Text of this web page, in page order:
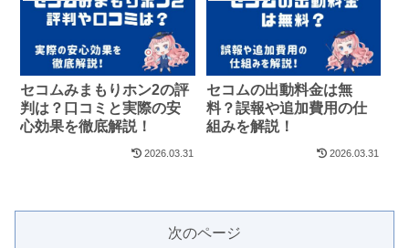
セコムみまもりホン2の評
判は？口コミと実際の安
心効果を徹底解説！
2026.03.31
セコムの出動料金は無
料？誤報や追加費用の仕
組みを解説！
2026.03.31
次のページ